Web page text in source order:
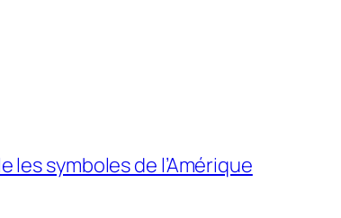
les symboles de l’Amérique